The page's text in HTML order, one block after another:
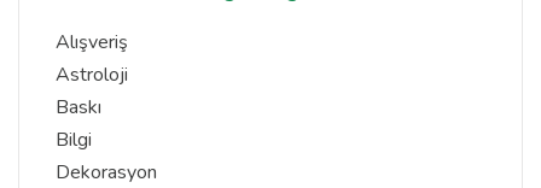
Alışveriş
Astroloji
Baskı
Bilgi
Dekorasyon